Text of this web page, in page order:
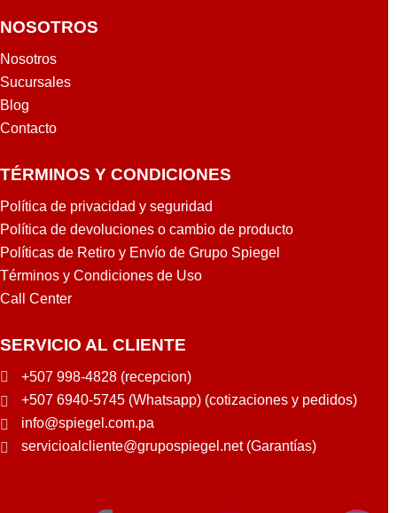
NOSOTROS
Nosotros
Sucursales
Blog
Contacto
TÉRMINOS Y CONDICIONES
Política de privacidad y seguridad
Política de devoluciones o cambio de producto
Políticas de Retiro y Envío de Grupo Spiegel
Términos y Condiciones de Uso
Call Center
SERVICIO AL CLIENTE
+507 998-4828 (recepcion)
+507 6940-5745 (Whatsapp) (cotizaciones y pedidos)
info@spiegel.com.pa
servicioalcliente@grupospiegel.net (Garantías)